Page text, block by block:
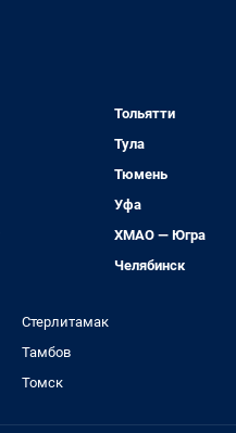
Тольятти
Тула
Тюмень
Уфа
ХМАО — Югра
Челябинск
Стерлитамак
Тамбов
Томск